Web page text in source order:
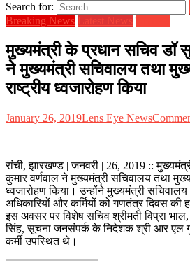
Search for:
Breaking News Latest News
मुख्यमंत्री के प्रधान सचिव डॉ
ने मुख्यमंत्री सचिवालय तथा
राष्ट्रीय ध्वजारोहण किया
January 26, 2019Lens Eye News
रांची, झारखण्ड | जनवरी | 26, 2019 ::
कुमार वर्णवाल ने मुख्यमंत्री सचिवालय तथा
ध्वजारोहण किया। उन्होंने मुख्यमंत्री
अधिकारियों और कर्मियों को गणतंत्र दिवस की
इस अवसर पर विशेष सचिव श्रीमती विप्रा
सिंह, सूचना जनसंपर्क के निदेशक श्री आर एल
कर्मी उपस्थित थे।